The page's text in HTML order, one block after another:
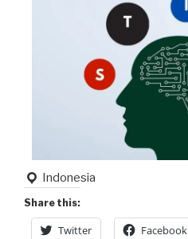
Indonesia
Share this:
Twitter Facebook